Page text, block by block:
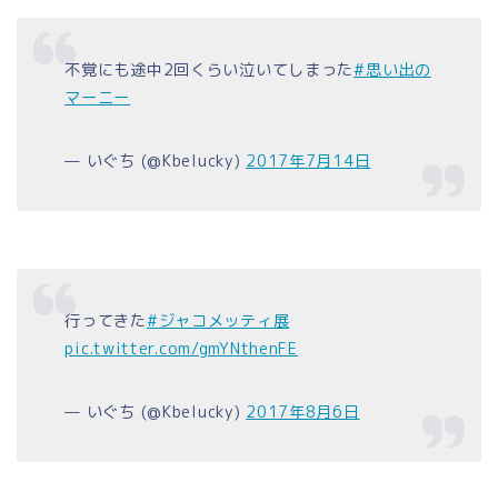
不覚にも途中2回くらい泣いてしまった#思い出の
マーニー
— いぐち (@Kbelucky) 2017年7月14日
行ってきた#ジャコメッティ展
pic.twitter.com/gmYNthenFE
— いぐち (@Kbelucky) 2017年8月6日